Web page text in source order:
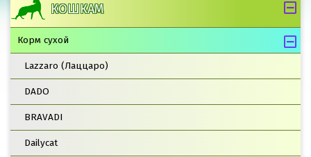
КОШКАМ
Корм сухой
Lazzaro (Лаццаро)
DADO
BRAVADI
Dailycat